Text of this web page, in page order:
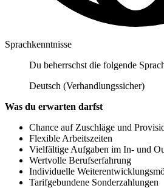
Sprachkenntnisse
Du beherrschst die folgende
Deutsch (Verhandlungssicher)
Was du erwarten darfst
Chance auf Zuschläge und
Flexible Arbeitszeiten
Vielfältige Aufgaben im In- und
Wertvolle Berufserfahrung
Individuelle
Tarifgebundene Sonderzahlungen